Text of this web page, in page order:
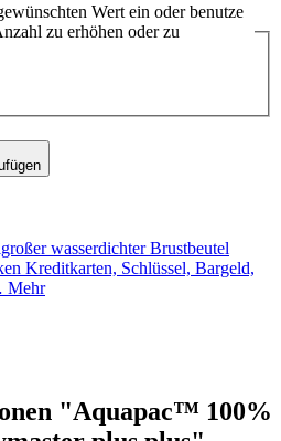
Wert ein oder benutze
zu erhöhen oder zu
wasserdichter Brustbeutel
Kreditkarten, Schlüssel, Bargeld,
Mehr
"Aquapac™ 100%